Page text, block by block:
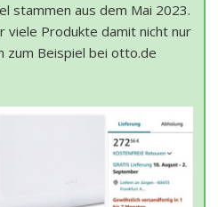
stammen aus dem Mai 2023.
Produkte damit nicht nur
zum Beispiel bei otto.de